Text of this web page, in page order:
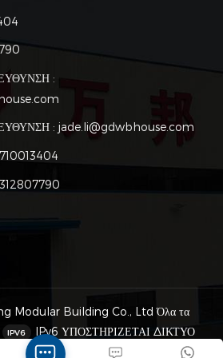
των
και
:
: jade.li@gdwbhouse.com
Modular Building Co., Ltd Όλα τα
IPv6 ΥΠΟΣΤΗΡΙΖΕΤΑΙ ΔΙΚΤΥΟ
Πολιτική Απορρήτου